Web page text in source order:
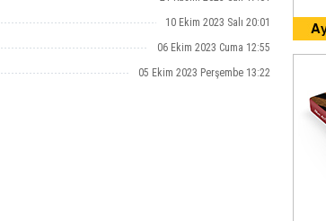
10 Ekim 2023 Salı 20:01
06 Ekim 2023 Cuma 12:55
05 Ekim 2023 Perşembe 13:22